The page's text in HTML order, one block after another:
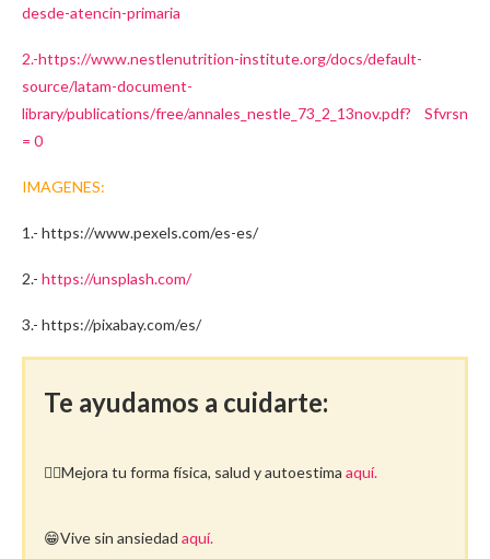
desde-atencin-primaria
2.-https://www.nestlenutrition-institute.org/docs/default-
source/latam-document-
library/publications/free/annales_nestle_73_2_13nov.pdf? Sfvrsn
= 0
IMAGENES:
1.- https://www.pexels.com/es-es/
2.- https://unsplash.com/
3.- https://pixabay.com/es/
Te ayudamos a cuidarte:
🤸‍♀️Mejora tu forma física, salud y autoestima aquí.
😁Vive sin ansiedad aquí.